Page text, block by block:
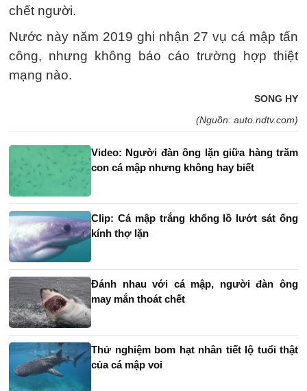
chết người.
Nước này năm 2019 ghi nhận 27 vụ cá mập tấn
công, nhưng không báo cáo trường hợp thiệt
mạng nào.
SONG HY
(Nguồn: auto.ndtv.com)
Video: Người đàn ông lặn giữa hàng trăm
con cá mập nhưng không hay biết
Clip: Cá mập trắng khổng lồ lướt sát ống
kính thợ lặn
Đánh nhau với cá mập, người đàn ông
may mắn thoát chết
Thử nghiệm bom hạt nhân tiết lộ tuổi thật
của cá mập voi